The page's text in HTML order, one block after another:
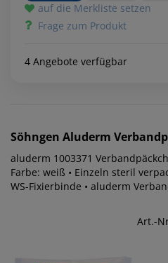
auf die Merkliste setzen
Frage zum Produkt
4 Angebote verfügbar
Söhngen Aluderm
aluderm 1003371
Farbe: weiß • Einzeln steril
WS-Fixierbinde • aluderm
Art.-